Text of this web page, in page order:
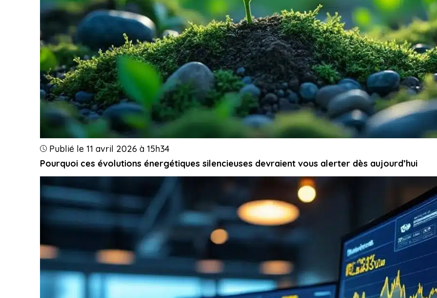
Pourquoi ces évolutions énergétiques silencieuses devraient vous alerter dès aujourd’hui
Publié le 11 avril 2026 à 15h34